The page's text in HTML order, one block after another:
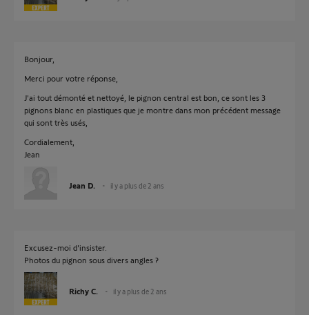
Bonjour,
Merci pour votre réponse,
J'ai tout démonté et nettoyé, le pignon central est bon, ce sont les 3
pignons blanc en plastiques que je montre dans mon précédent message
qui sont très usés,
Cordialement,
Jean
Jean D. il y a plus de 2 ans
Excusez-moi d'insister.
Photos du pignon sous divers angles ?
Richy C. il y a plus de 2 ans